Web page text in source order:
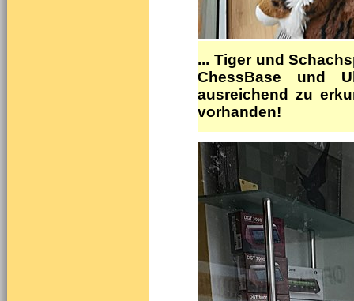
... Tiger und
ChessBase und
ausreichend zu
vorhanden!